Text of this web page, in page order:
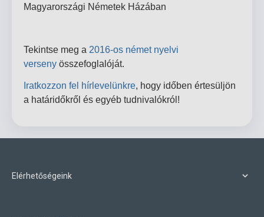
Magyarországi Németek Házában
Tekintse meg a 2016-os német nyelvi
verseny összefoglalóját.
Iratkozzon fel hírlevelünkre, hogy időben értesüljön
a határidőkről és egyéb tudnivalókról!
Elérhetőségeink